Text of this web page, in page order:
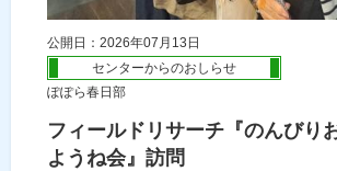
公開日：2026年07月13日
センターからのおしらせ
ぽぽら春日部
フィールドリサーチ『のんびり
ようね会』訪問